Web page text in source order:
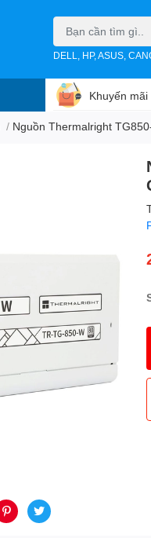
DELL, HP, ASUS,
Khuyến mãi
/ Nguồn Thermalright